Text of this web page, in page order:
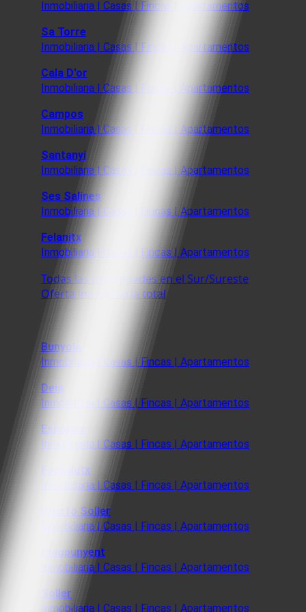
Inmobiliaria | Casas | Fincas | Apartamentos
Sa Torre
Inmobiliaria | Casas | Fincas | Apartamentos
Cala D'or
Inmobiliaria | Casas | Fincas | Apartamentos
Campos
Inmobiliaria | Casas | Fincas | Apartamentos
Santanyi
Inmobiliaria | Casas | Fincas | Apartamentos
Ses Salines
Inmobiliaria | Casas | Fincas | Apartamentos
Felanitx
Inmobiliaria | Casas | Fincas | Apartamentos
Todas las propiedades en el Sur/Sureste
Oferta inmobiliaria total
Bunyola
Inmobiliaria | Casas | Fincas | Apartamentos
Deia
Inmobiliaria | Casas | Fincas | Apartamentos
Esporles
Inmobiliaria | Casas | Fincas | Apartamentos
Fornalutx
Inmobiliaria | Casas | Fincas | Apartamentos
Puerto Soller
Inmobiliaria | Casas | Fincas | Apartamentos
Puigpunyent
Inmobiliaria | Casas | Fincas | Apartamentos
Soller
Inmobiliaria | Casas | Fincas | Apartamentos